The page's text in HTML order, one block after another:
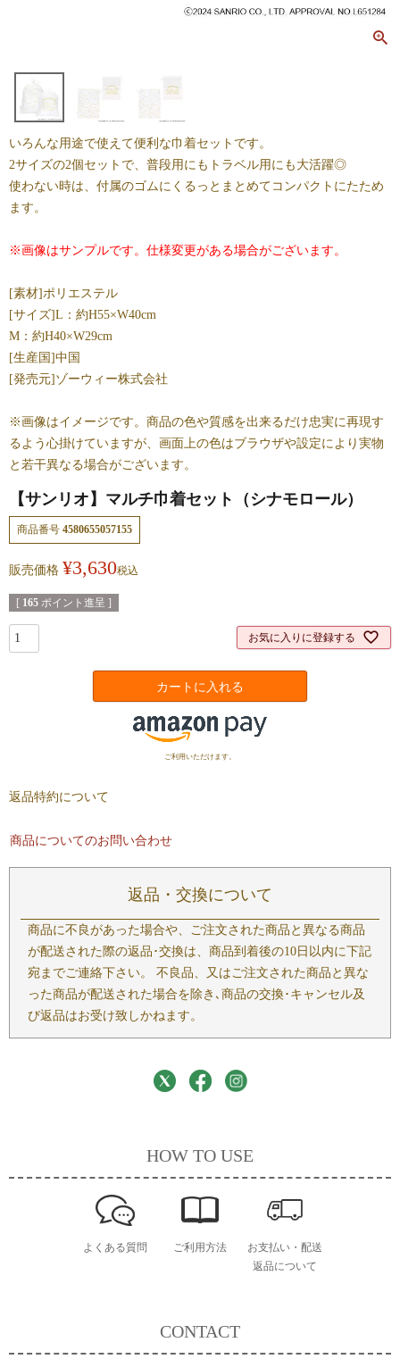
いろんな用途で使えて便利な巾着セットです。
2サイズの2個セットで、普段用にもトラベル用にも大活躍◎
使わない時は、付属のゴムにくるっとまとめてコンパクトにたため
ます。
※画像はサンプルです。仕様変更がある場合がございます。
[素材]ポリエステル
[サイズ]L：約H55×W40cm
M：約H40×W29cm
[生産国]中国
[発売元]ゾーウィー株式会社
※画像はイメージです。商品の色や質感を出来るだけ忠実に再現す
るよう心掛けていますが、画面上の色はブラウザや設定により実物
と若干異なる場合がございます。
【サンリオ】マルチ巾着セット（シナモロール）
商品番号 4580655057155
販売価格 ¥3,630税込
[ 165 ポイント進呈 ]
お気に入りに登録する
カートに入れる
ご利用いただけます。
返品特約について
商品についてのお問い合わせ
返品・交換について
商品に不良があった場合や、ご注文された商品と異なる商品
が配送された際の返品･交換は、商品到着後の10日以内に下記
宛までご連絡下さい。 不良品、又はご注文された商品と異な
った商品が配送された場合を除き､商品の交換･キャンセル及
び返品はお受け致しかねます。
CONTACT
HOW TO USE
よくある質問 ご利用方法
お支払い・配送
返品について